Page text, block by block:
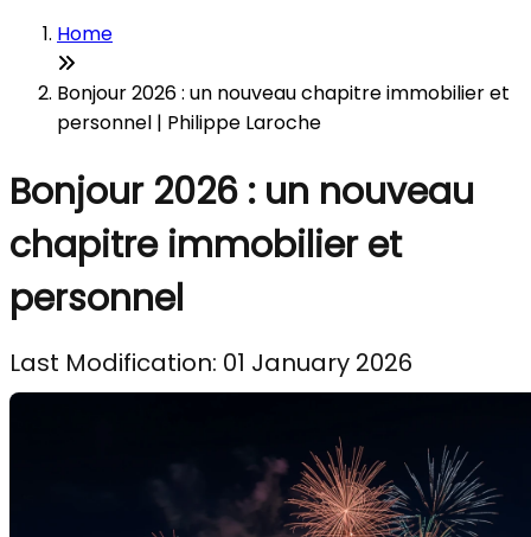
Home
Bonjour 2026 : un nouveau chapitre immobilier et
personnel | Philippe Laroche
Bonjour 2026 : un nouveau
chapitre immobilier et
personnel
Last Modification: 01 January 2026